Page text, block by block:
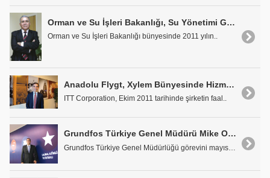
Orman ve Su İşleri Bakanlığı, Su Yönetimi Genel Müdürü Prof. Dr. Cumali Kınacı: 'Su, Artık En Verimli Şekilde Yönetilecek ve Kullanılacak!..'
Orman ve Su İşleri Bakanlığı bünyesinde 2011 yılın..
Anadolu Flygt, Xylem Bünyesinde Hizmet Vermeye Başladı
ITT Corporation, Ekim 2011 tarihinde şirketin faal..
Grundfos Türkiye Genel Müdürü Mike Otten: 'Ses Getirecek Ürünleri 2012'de Piyasaya Sunacağız'